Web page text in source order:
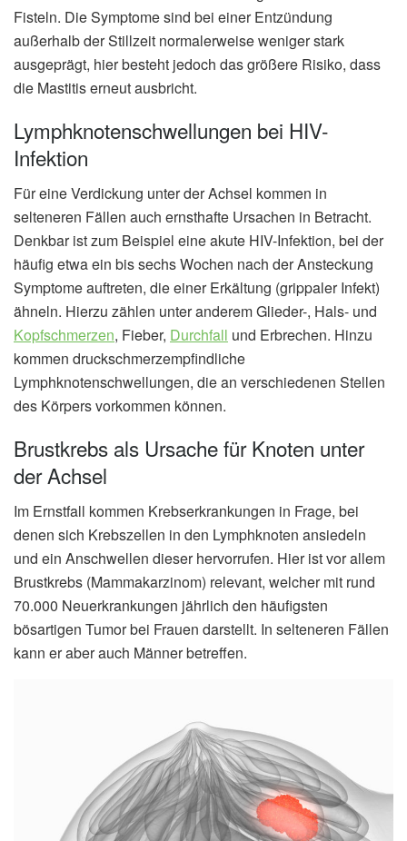
Fisteln. Die Symptome sind bei einer Entzündung
außerhalb der Stillzeit normalerweise weniger stark
ausgeprägt, hier besteht jedoch das größere Risiko, dass
die Mastitis erneut ausbricht.
Lymphknotenschwellungen bei HIV-
Infektion
Für eine Verdickung unter der Achsel kommen in
selteneren Fällen auch ernsthafte Ursachen in Betracht.
Denkbar ist zum Beispiel eine akute HIV-Infektion, bei der
häufig etwa ein bis sechs Wochen nach der Ansteckung
Symptome auftreten, die einer Erkältung (grippaler Infekt)
ähneln. Hierzu zählen unter anderem Glieder-, Hals- und
Kopfschmerzen, Fieber, Durchfall und Erbrechen. Hinzu
kommen druckschmerzempfindliche
Lymphknotenschwellungen, die an verschiedenen Stellen
des Körpers vorkommen können.
Brustkrebs als Ursache für Knoten unter
der Achsel
Im Ernstfall kommen Krebserkrankungen in Frage, bei
denen sich Krebszellen in den Lymphknoten ansiedeln
und ein Anschwellen dieser hervorrufen. Hier ist vor allem
Brustkrebs (Mammakarzinom) relevant, welcher mit rund
70.000 Neuerkrankungen jährlich den häufigsten
bösartigen Tumor bei Frauen darstellt. In selteneren Fällen
kann er aber auch Männer betreffen.